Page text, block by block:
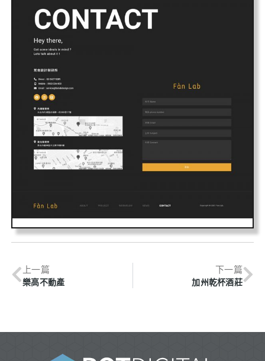
上一篇
樂高不動產
下一篇
加州乾杯酒莊